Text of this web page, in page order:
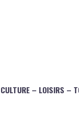
CULTURE – LOISIRS –